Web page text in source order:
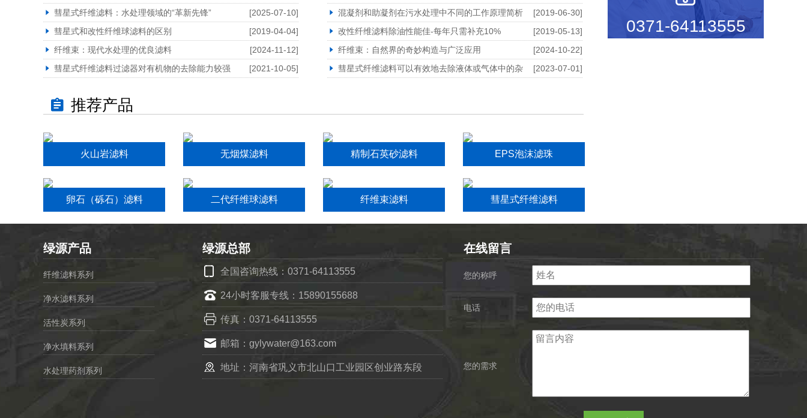
0371-64113555
彗星式纤维滤料：水处理领域的“革新先锋”
[2025-07-10]
彗星式和改性纤维球滤料的区别
[2019-04-04]
纤维束：现代水处理的优良滤料
[2024-11-12]
彗星式纤维滤料过滤器对有机物的去除能力较强
[2021-10-05]
混凝剂和助凝剂在污水处理中不同的工作原理简析
[2019-06-30]
改性纤维滤料除油性能佳-每年只需补充10%
[2019-05-13]
纤维束：自然界的奇妙构造与广泛应用
[2024-10-22]
彗星式纤维滤料可以有效地去除液体或气体中的杂
[2023-07-01]
推荐产品
火山岩滤料 无烟煤滤料 精制石英砂滤料 EPS泡沫滤珠
卵石（砾石）滤料 二代纤维球滤料 纤维束滤料 彗星式纤维滤料
绿源产品
纤维滤料系列
净水滤料系列
活性炭系列
净水填料系列
水处理药剂系列
绿源总部
全国咨询热线：0371-64113555
24小时客服专线：15890155688
传真：0371-64113555
邮箱：gylywater@163.com
地址：河南省巩义市北山口工业园区创业路东段
在线留言
您的称呼
电话
您的需求